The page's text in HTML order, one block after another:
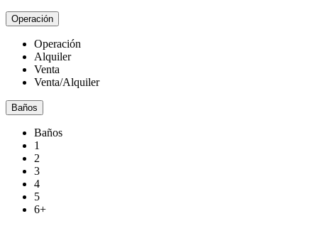
Operación
Operación
Alquiler
Venta
Venta/Alquiler
Baños
Baños
1
2
3
4
5
6+